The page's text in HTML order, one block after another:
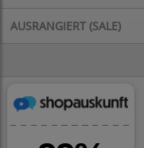
AUSRANGIERT (SALE)